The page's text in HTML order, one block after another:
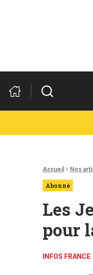
Rechercher
Fil d'Ariane :
Accueil › Nos
Abonné
Les
pour
INFOS FRANCE